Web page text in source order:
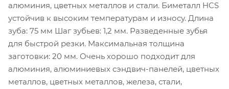
алюминия, цветных металлов и стали. Биметалл HCS
устойчив к высоким температурам и износу. Длина
зуба: 75 мм Шаг зубьев: 1,2 мм. Разведенные зубья
для быстрой резки. Максимальная толщина
заготовки: 20 мм. Очень хорошо подходит для
алюминия, алюминиевых сэндвич-панелей, цветных
металлов, цветных металлов, железа, стали,